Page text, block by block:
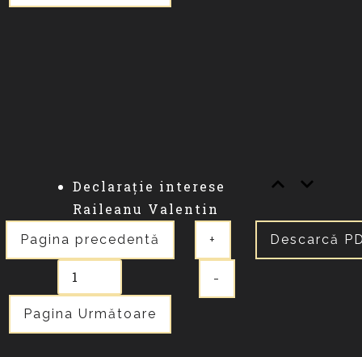
Declarație interese
Raileanu Valentin
Pagina precedentă
Pagina Următoare
+
-
Descarcă